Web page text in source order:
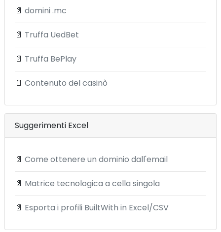
📄 domini .mc
📄 Truffa UedBet
📄 Truffa BePlay
📄 Contenuto del casinò
Suggerimenti Excel
📄 Come ottenere un dominio dall'email
📄 Matrice tecnologica a cella singola
📄 Esporta i profili BuiltWith in Excel/CSV